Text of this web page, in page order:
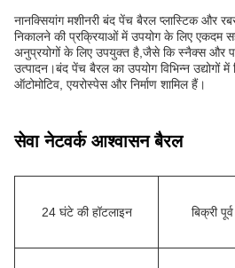
नानक्सियांग मशीनरी बंद पेंच बैरल प्लास्टिक और
निकालने की प्रक्रियाओं में उपयोग के लिए एकदम
अनुप्रयोगों के लिए उपयुक्त है,जैसे कि स्नैक्स और
उत्पादन।बंद पेंच बैरल का उपयोग विभिन्न उद्योगों
ऑटोमोटिव, एयरोस्पेस और निर्माण शामिल हैं।
सेवा नेटवर्क आश्वासन बैरल
24 घंटे की हॉटलाइन बिक्री